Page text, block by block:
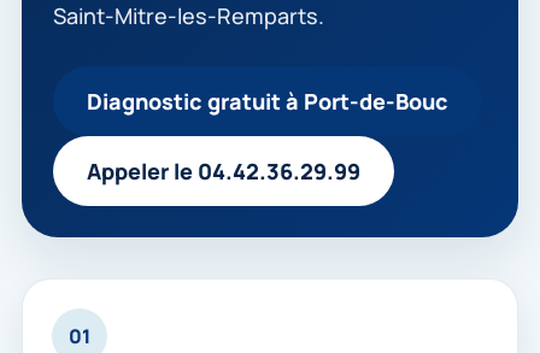
Saint-Mitre-les-Remparts.
Diagnostic gratuit à Port-de-Bouc
Appeler le 04.42.36.29.99
01